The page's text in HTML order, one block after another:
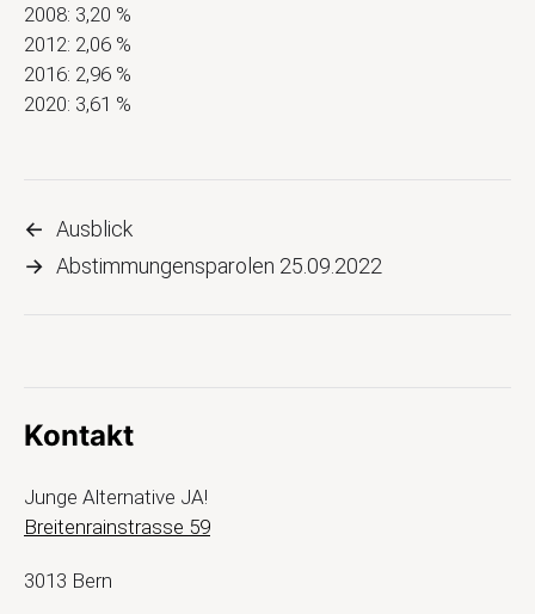
2008: 3,20 %
2012: 2,06 %
2016: 2,96 %
2020: 3,61 %
← Ausblick
→ Abstimmungensparolen 25.09.2022
Kontakt
Junge Alternative JA!
Breitenrainstrasse 59
3013 Bern